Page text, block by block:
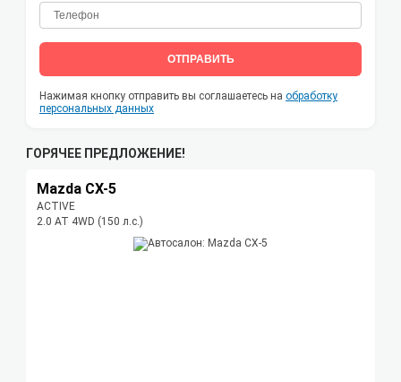
ОТПРАВИТЬ
Нажимая кнопку отправить вы соглашаетесь на обработку
персональных данных
ГОРЯЧЕЕ ПРЕДЛОЖЕНИЕ!
Mazda CX-5
ACTIVE
2.0 AT 4WD (150 л.с.)